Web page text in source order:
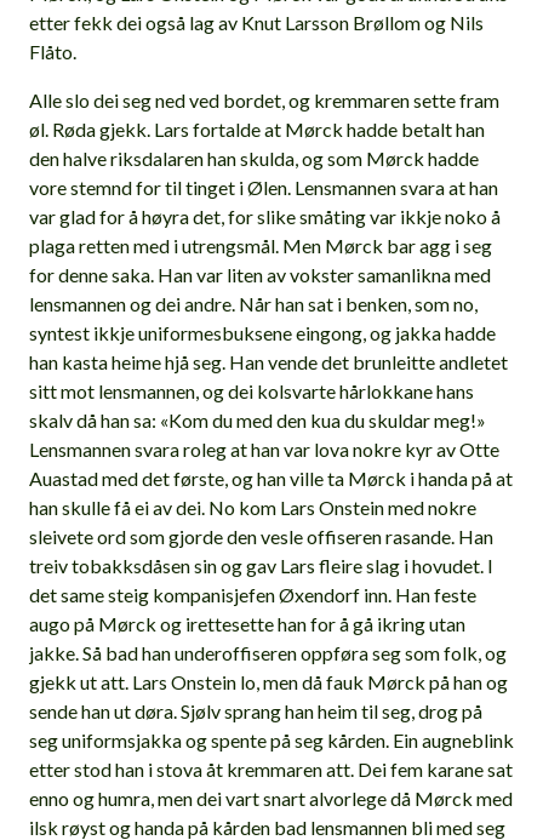
etter fekk dei også lag av Knut Larsson Brøllom og Nils
Flåto.
Alle slo dei seg ned ved bordet, og kremmaren sette fram
øl. Røda gjekk. Lars fortalde at Mørck hadde betalt han
den halve riksdalaren han skulda, og som Mørck hadde
vore stemnd for til tinget i Ølen. Lensmannen svara at han
var glad for å høyra det, for slike småting var ikkje noko å
plaga retten med i utrengsmål. Men Mørck bar agg i seg
for denne saka. Han var liten av vokster samanlikna med
lensmannen og dei andre. Når han sat i benken, som no,
syntest ikkje uniformesbuksene eingong, og jakka hadde
han kasta heime hjå seg. Han vende det brunleitte andletet
sitt mot lensmannen, og dei kolsvarte hårlokkane hans
skalv då han sa: «Kom du med den kua du skuldar meg!»
Lensmannen svara roleg at han var lova nokre kyr av Otte
Auastad med det første, og han ville ta Mørck i handa på at
han skulle få ei av dei. No kom Lars Onstein med nokre
sleivete ord som gjorde den vesle offiseren rasande. Han
treiv tobakksdåsen sin og gav Lars fleire slag i hovudet. I
det same steig kompanisjefen Øxendorf inn. Han feste
augo på Mørck og irettesette han for å gå ikring utan
jakke. Så bad han underoffiseren oppføra seg som folk, og
gjekk ut att. Lars Onstein lo, men då fauk Mørck på han og
sende han ut døra. Sjølv sprang han heim til seg, drog på
seg uniformsjakka og spente på seg kården. Ein augneblink
etter stod han i stova åt kremmaren att. Dei fem karane sat
enno og humra, men dei vart snart alvorlege då Mørck med
ilsk røyst og handa på kården bad lensmannen bli med seg